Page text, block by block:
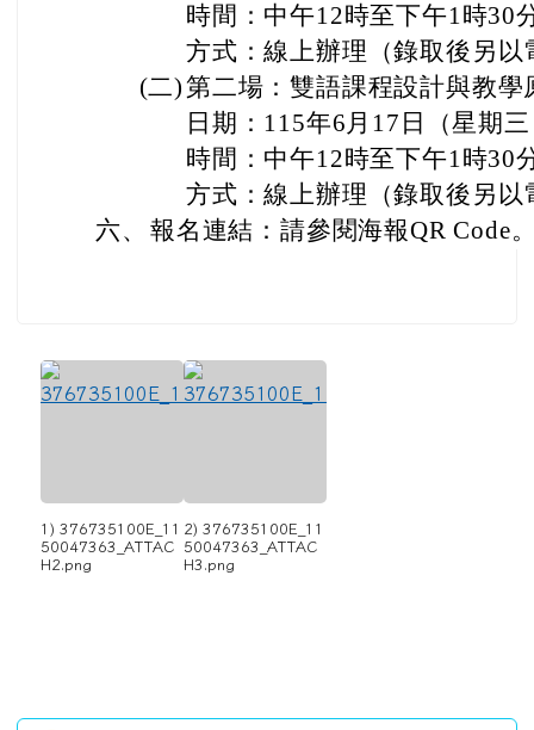
時間：中午12時至下午1時30
方式：線上辦理（錄取後另
(二)第二場：雙語課程設計與教學
日期：115年6月17日（星期
時間：中午12時至下午1時30
方式：線上辦理（錄取後另
六、 報名連結：請參閱海報QR Code
1) 376735100E_11
50047363_ATTAC
H2.png
2) 376735100E_11
50047363_ATTAC
H3.png